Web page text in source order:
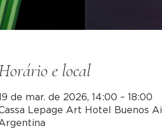
e local
de mar. de 2026, 14:00 – 18:00
Lepage Art Hotel Buenos